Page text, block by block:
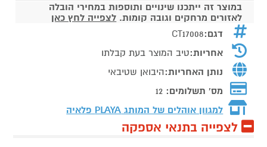
במוצר זה ייתכנו שינויים ותוספות במחירי הובלה
לאזורים מרחקים וגובה קומות. לצפייה לחץ כאן
דגם:CT17008
אחריות:טיב המוצר בעת קבלתו
נותן האחריות:היבואן שטיבאי
מס' תשלומים: 12
למגוון אוהלים של המותג PLAYA פלאיה
לצפייה בתנאי אספקה